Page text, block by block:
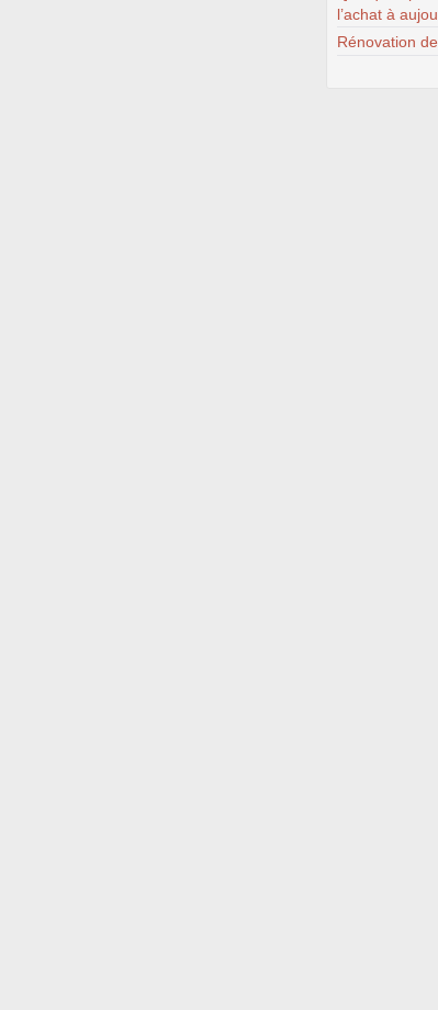
l’achat à
Rénovation